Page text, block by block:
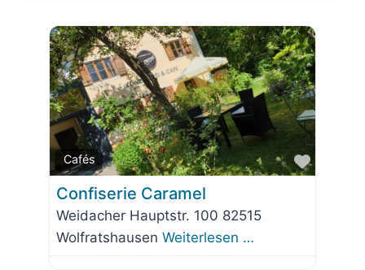
Cafés
Favorit
Confiserie Caramel
Weidacher Hauptstr. 100 82515
Wolfratshausen Weiterlesen …